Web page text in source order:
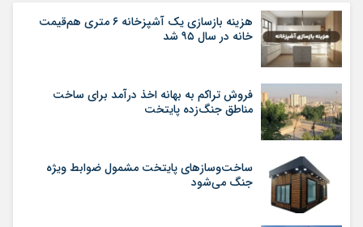
هزینه بازسازی یک آشپزخانه ۶ متری هم‌قیمت
خانه در سال ۹۵ شد
فروش تراکم به بهانه اخذ درآمد برای ساخت
مناطق جنگ‌زده پایتخت
ساخت‌وسازهای پایتخت مشمول ضوابط ویژه
جنگ می‌شود